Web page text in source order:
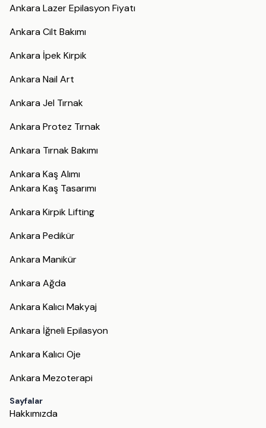
Ankara Lazer Epilasyon Fiyatı
Ankara Cilt Bakımı
Ankara İpek Kirpik
Ankara Nail Art
Ankara Jel Tırnak
Ankara Protez Tırnak
Ankara Tırnak Bakımı
Ankara Kaş Alımı
Ankara Kaş Tasarımı
Ankara Kirpik Lifting
Ankara Pedikür
Ankara Manikür
Ankara Ağda
Ankara Kalıcı Makyaj
Ankara İğneli Epilasyon
Ankara Kalıcı Oje
Ankara Mezoterapi
Sayfalar
Hakkımızda